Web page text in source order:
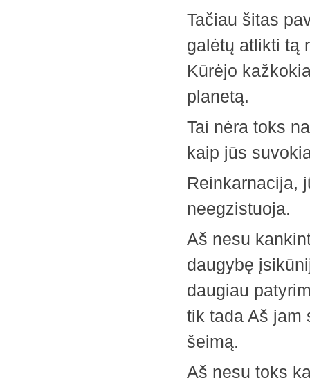
Tačiau šitas
galėtų atlikti tą
Kūrėjo
planetą.
Tai nėra toks
kaip jūs
Reinkarnacija,
neegzistuoja.
Aš nesu
daugybę
daugiau
tik tada Aš jam
šeimą.
Aš nesu toks